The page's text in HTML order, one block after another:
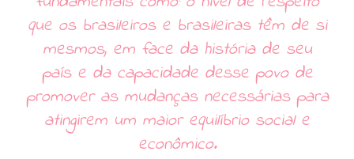
que os brasileiros e brasileiras têm de si
mesmos, em face da história de seu
país e da capacidade desse povo de
promover as mudanças necessárias para
atingirem um maior equilíbrio social e
econômico.